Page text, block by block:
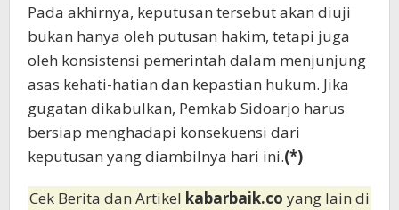
Pada akhirnya, keputusan tersebut akan diuji
bukan hanya oleh putusan hakim, tetapi juga
oleh konsistensi pemerintah dalam menjunjung
asas kehati-hatian dan kepastian hukum. Jika
gugatan dikabulkan, Pemkab Sidoarjo harus
bersiap menghadapi konsekuensi dari
keputusan yang diambilnya hari ini.(*)
Cek Berita dan Artikel kabarbaik.co yang lain di